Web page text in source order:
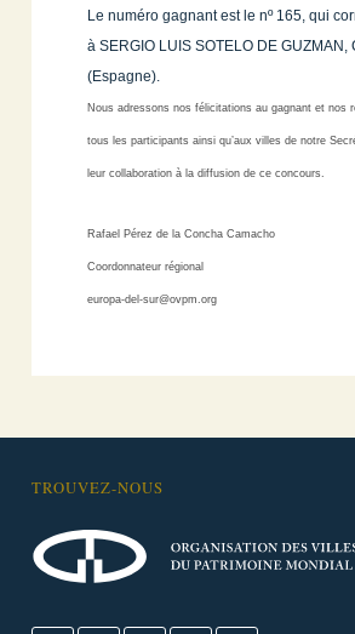
Le numéro gagnant est le nº 165, qui
à SERGIO LUIS SOTELO DE GUZMAN,
(Espagne).
Nous adressons nos félicitations au gagnant et nos
tous les participants ainsi qu’aux villes de notre
leur collaboration à la diffusion de ce concours.
Rafael Pérez de la Concha Camacho
Coordonnateur régional
europa-del-sur@ovpm.org
TROUVEZ-NOUS